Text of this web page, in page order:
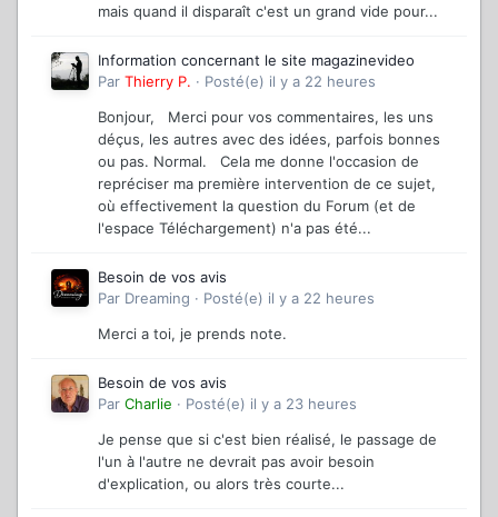
mais quand il disparaît c'est un grand vide pour...
Information concernant le site magazinevideo
Par Thierry P. · Posté(e) il y a 22 heures
Bonjour, Merci pour vos commentaires, les uns
déçus, les autres avec des idées, parfois bonnes
ou pas. Normal. Cela me donne l'occasion de
repréciser ma première intervention de ce sujet,
où effectivement la question du Forum (et de
l'espace Téléchargement) n'a pas été...
Besoin de vos avis
Par Dreaming · Posté(e) il y a 22 heures
Merci a toi, je prends note.
Besoin de vos avis
Par Charlie · Posté(e) il y a 23 heures
Je pense que si c'est bien réalisé, le passage de
l'un à l'autre ne devrait pas avoir besoin
d'explication, ou alors très courte...